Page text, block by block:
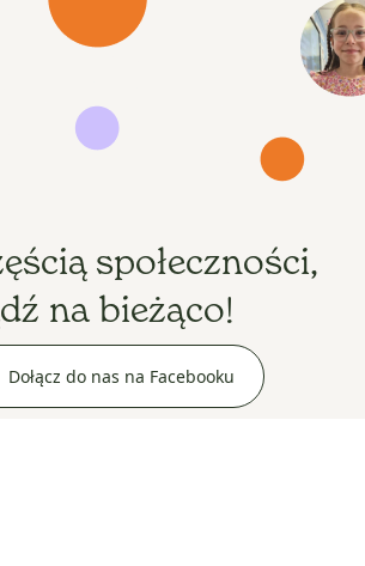
społeczności,
na bieżąco!
Dołącz do nas na Facebooku